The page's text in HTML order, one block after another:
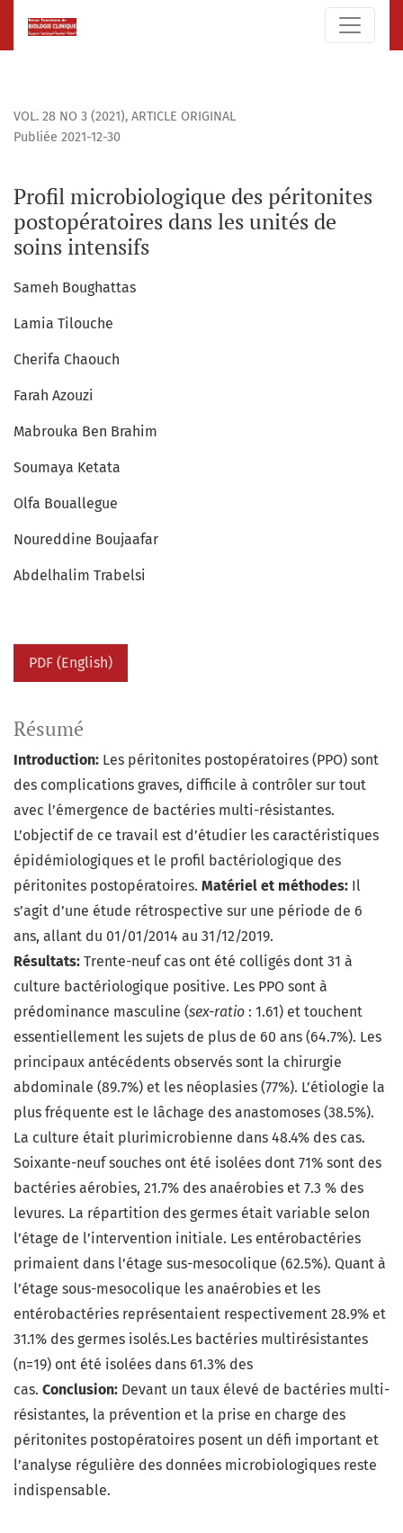
Profil microbiologique des péritonites postopératoires
VOL. 28 NO 3 (2021), ARTICLE ORIGINAL
Profil microbiologique des péritonites
postopératoires dans les unités de
soins intensifs
Publiée 2021-12-30
Sameh Boughattas
Lamia Tilouche
Cherifa Chaouch
Farah Azouzi
Mabrouka Ben Brahim
Soumaya Ketata
Olfa Bouallegue
Noureddine Boujaafar
Abdelhalim Trabelsi
PDF (English)
Résumé
Introduction: Les péritonites postopératoires (PPO) sont
des complications graves, difficile à contrôler sur tout
avec l’émergence de bactéries multi-résistantes.
L’objectif de ce travail est d’étudier les caractéristiques
épidémiologiques et le profil bactériologique des
péritonites postopératoires. Matériel et méthodes: Il
s’agit d’une étude rétrospective sur une période de 6
ans, allant du 01/01/2014 au 31/12/2019.
Résultats: Trente-neuf cas ont été colligés dont 31 à
culture bactériologique positive. Les PPO sont à
prédominance masculine (sex-ratio : 1.61) et touchent
essentiellement les sujets de plus de 60 ans (64.7%). Les
principaux antécédents observés sont la chirurgie
abdominale (89.7%) et les néoplasies (77%). L’étiologie la
plus fréquente est le lâchage des anastomoses (38.5%).
La culture était plurimicrobienne dans 48.4% des cas.
Soixante-neuf souches ont été isolées dont 71% sont des
bactéries aérobies, 21.7% des anaérobies et 7.3 % des
levures. La répartition des germes était variable selon
l’étage de l’intervention initiale. Les entérobactéries
primaient dans l’étage sus-mesocolique (62.5%). Quant à
l’étage sous-mesocolique les anaérobies et les
entérobactéries représentaient respectivement 28.9% et
31.1% des germes isolés.Les bactéries multirésistantes
(n=19) ont été isolées dans 61.3% des
cas. Conclusion: Devant un taux élevé de bactéries multi-
résistantes, la prévention et la prise en charge des
péritonites postopératoires posent un défi important et
l’analyse régulière des données microbiologiques reste
indispensable.